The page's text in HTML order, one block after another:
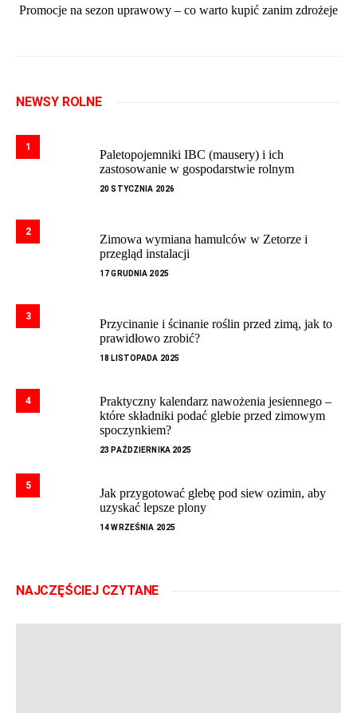
Promocje na sezon uprawowy – co warto kupić zanim zdrożeje
NEWSY ROLNE
1
Paletopojemniki IBC (mausery) i ich
zastosowanie w gospodarstwie rolnym
20 STYCZNIA 2026
2
Zimowa wymiana hamulców w Zetorze i
przegląd instalacji
17 GRUDNIA 2025
3
Przycinanie i ścinanie roślin przed zimą, jak to
prawidłowo zrobić?
18 LISTOPADA 2025
4
Praktyczny kalendarz nawożenia jesiennego –
które składniki podać glebie przed zimowym
spoczynkiem?
23 PAŹDZIERNIKA 2025
5
Jak przygotować glebę pod siew ozimin, aby
uzyskać lepsze plony
14 WRZEŚNIA 2025
NAJCZĘŚCIEJ CZYTANE